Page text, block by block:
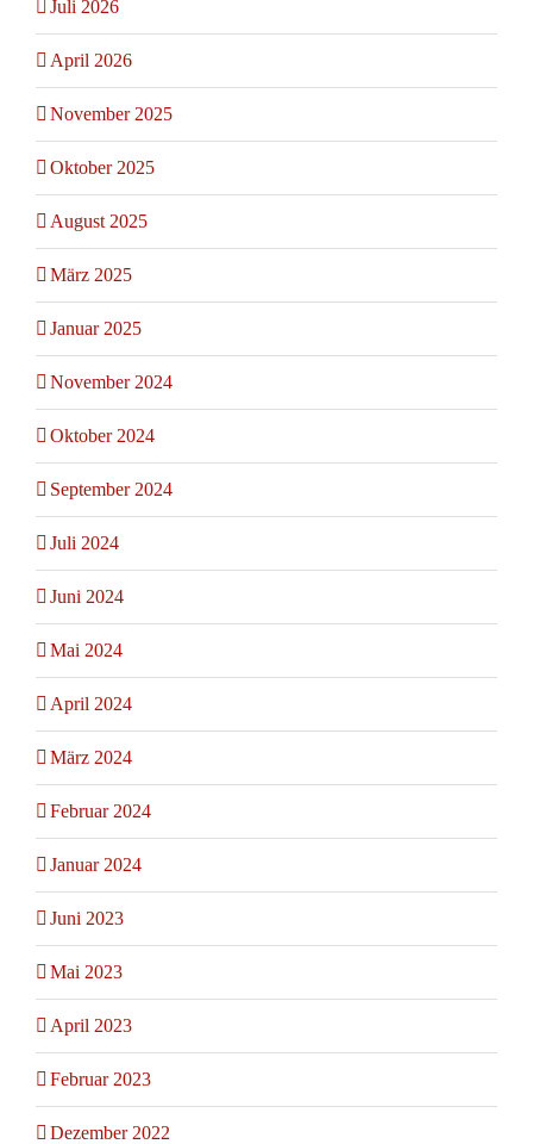
Juli 2026
April 2026
November 2025
Oktober 2025
August 2025
März 2025
Januar 2025
November 2024
Oktober 2024
September 2024
Juli 2024
Juni 2024
Mai 2024
April 2024
März 2024
Februar 2024
Januar 2024
Juni 2023
Mai 2023
April 2023
Februar 2023
Dezember 2022